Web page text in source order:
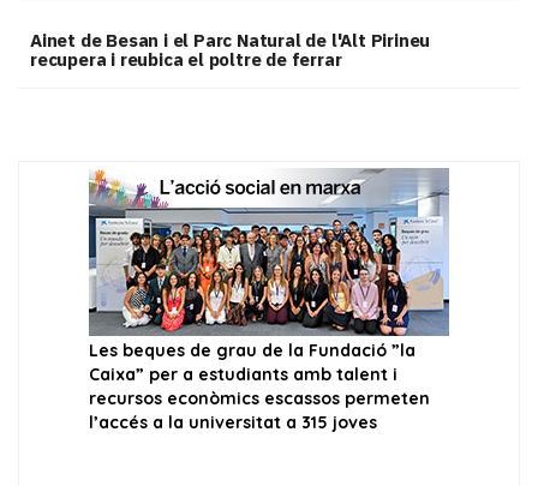
Ainet de Besan i el Parc Natural de l'Alt Pirineu
recupera i reubica el poltre de ferrar